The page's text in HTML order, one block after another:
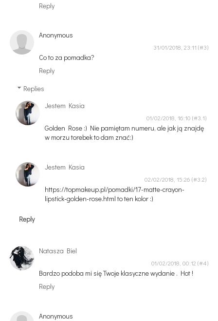
Reply
Anonymous
31/01/2018, 23:11
Co to za pomadka?
Reply
Replies
Jestem Kasia
01/02/2018, 16:10
Golden Rose :) Nie pamiętam numeru, ale jak ją znajdę
w morzu torebek to dam znać:)
Jestem Kasia
02/02/2018, 15:26
https://topmakeup.pl/pomadki/17-matte-crayon-
lipstick-golden-rose.html to ten kolor :)
Reply
Natasza Biel
01/02/2018, 00:12
Bardzo podoba mi się Twoje klasyczne wydanie . Hot !
Reply
Anonymous